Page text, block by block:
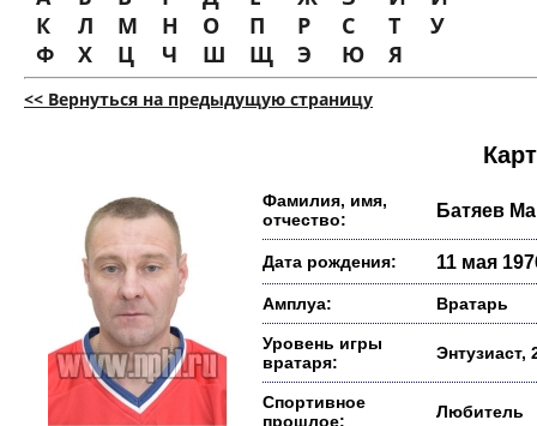
К
Л М Н О П Р С Т
У
Ф
Х Ц Ч Ш Щ Э Ю Я
<< Вернуться на предыдущую страницу
Фамилия, имя,
отчество:
Батяев
Дата рождения: 11 мая
Амплуа: Вратарь
Уровень игры
вратаря:
Энтузиаст,
Спортивное
прошлое:
Любитель